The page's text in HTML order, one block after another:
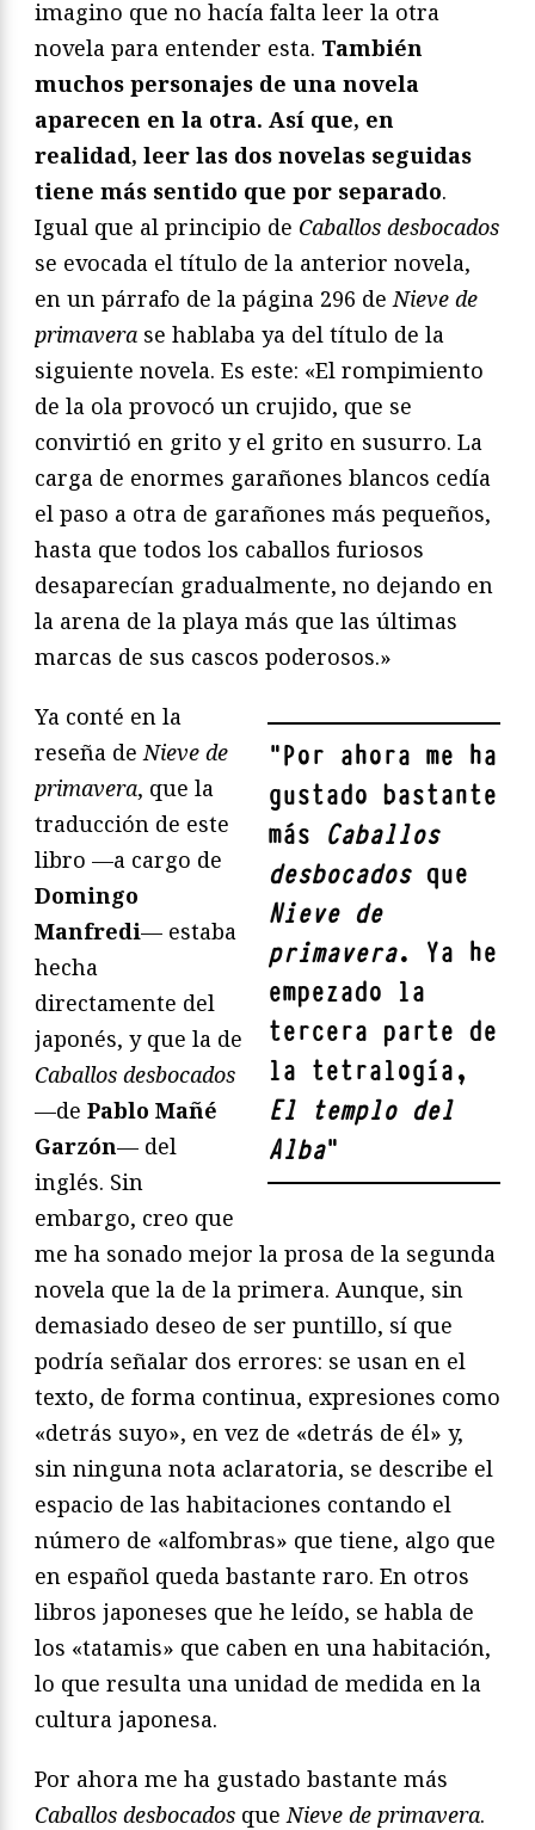
imagino que no hacía falta leer la otra
novela para entender esta. También
muchos personajes de una novela
aparecen en la otra. Así que, en
realidad, leer las dos novelas seguidas
tiene más sentido que por separado.
Igual que al principio de Caballos desbocados
se evocada el título de la anterior novela,
en un párrafo de la página 296 de Nieve de
primavera se hablaba ya del título de la
siguiente novela. Es este: «El rompimiento
de la ola provocó un crujido, que se
convirtió en grito y el grito en susurro. La
carga de enormes garañones blancos cedía
el paso a otra de garañones más pequeños,
hasta que todos los caballos furiosos
desaparecían gradualmente, no dejando en
la arena de la playa más que las últimas
marcas de sus cascos poderosos.»
"Por ahora me ha
gustado bastante
más Caballos
desbocadosque
Nieve de
primavera. Ya he
empezado la
tercera parte de
la tetralogía,
El templo del
Alba"
Ya conté en la
reseña de Nieve de
primavera, que la
traducción de este
libro —a cargo de
Domingo
Manfredi— estaba
hecha
directamente del
japonés, y que la de
Caballos desbocados
—de Pablo Mañé
Garzón— del
inglés. Sin
embargo, creo que
me ha sonado mejor la prosa de la segunda
novela que la de la primera. Aunque, sin
demasiado deseo de ser puntillo, sí que
podría señalar dos errores: se usan en el
texto, de forma continua, expresiones como
«detrás suyo», en vez de «detrás de él» y,
sin ninguna nota aclaratoria, se describe el
espacio de las habitaciones contando el
número de «alfombras» que tiene, algo que
en español queda bastante raro. En otros
libros japoneses que he leído, se habla de
los «tatamis» que caben en una habitación,
lo que resulta una unidad de medida en la
cultura japonesa.
Por ahora me ha gustado bastante más
Caballos desbocados que Nieve de primavera.